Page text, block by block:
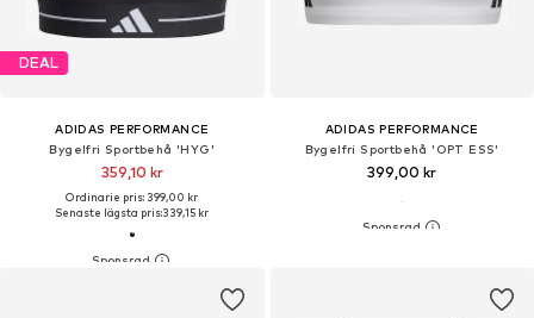
DEAL
ADIDAS PERFORMANCE
Bygelfri Sportbehå 'HYG'
359,10 kr
Ordinarie pris: 399,00 kr
Senaste lägsta pris:339,15 kr
ADIDAS PERFORMANCE
Bygelfri Sportbehå 'OPT ESS'
399,00 kr